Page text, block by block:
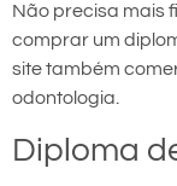
Não precisa mais
comprar um
site também
odontologia.
Diploma